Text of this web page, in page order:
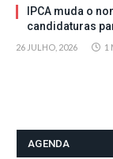
IPCA muda o
candidaturas
26 JULHO, 2026 1
AGENDA